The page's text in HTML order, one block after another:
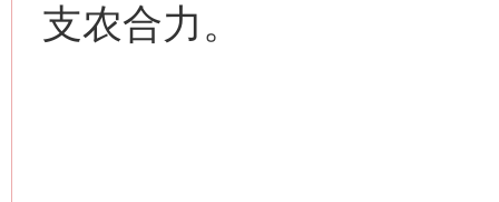
支农合力。